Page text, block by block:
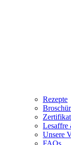
Rezepte
Lesaffre
Unsere